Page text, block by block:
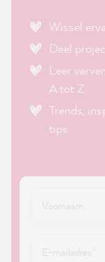
Wissel
Deel
Leer
A tot Z.
Trends,
tips.